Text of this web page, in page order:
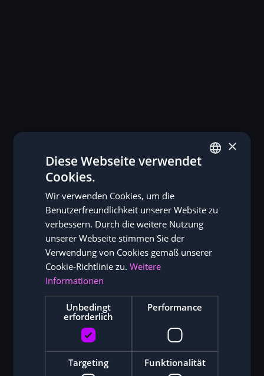
×
Diese Webseite verwendet
Cookies.
Wir verwenden Cookies, um die
Benutzerfreundlichkeit unserer Website zu
verbessern. Durch die weitere Nutzung
unserer Webseite stimmen Sie der
Verwendung von Cookies gemäß unserer
Cookie-Richtlinie zu. Weitere
Informationen
Unbedingt
erforderlich
Performance
Targeting Funktionalität